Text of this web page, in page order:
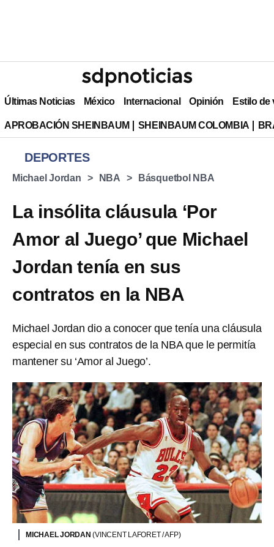
Últimas Noticias México Internacional Opinión Estilo de
APROBACIÓN SHEINBAUM SHEINBAUM COLOMBIA
DEPORTES
Michael Jordan NBA Básquetbol NBA
La insólita cláusula ‘Por
Amor al Juego’ que Michael
Jordan tenía en sus
contratos en la NBA
Michael Jordan dio a conocer que tenía una cláusula
especial en sus contratos de la NBA que le permitía
mantener su ‘Amor al Juego’.
MICHAEL JORDAN(VINCENT LAFORET / AFP)